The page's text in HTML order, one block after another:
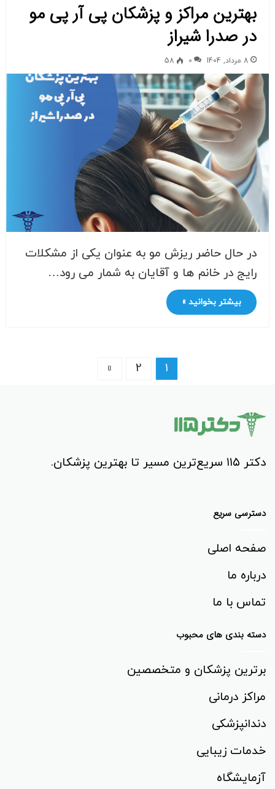
بهترین مراکز و پزشکان پی آر پی مو
در صدرا شیراز
8 مرداد, 1404 0
58
در حال حاضر ریزش مو به عنوان یکی از مشکلات
رایج در خانم ها و آقایان به شمار می رود…
بیشتر بخوانید »
1
2
»
دکتر ۱۱۵ سریع‌ترین مسیر تا بهترین پزشکان.
دسترسی سریع
صفحه اصلی
درباره ما
تماس با ما
دسته بندی های محبوب
برترین پزشکان و متخصصین
مراکز درمانی
دندانپزشکی
خدمات زیبایی
آزمایشگاه